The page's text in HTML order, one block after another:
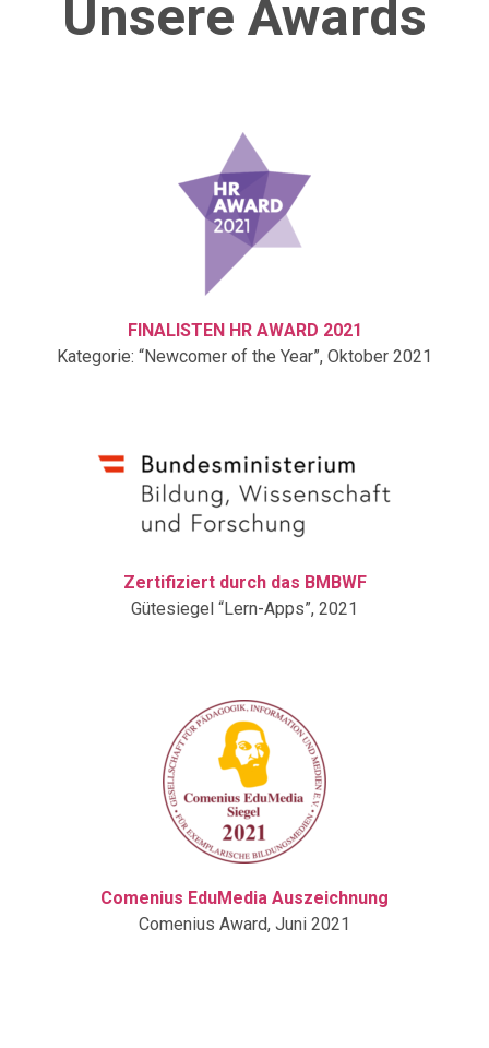
Unsere Awards
FINALISTEN HR AWARD 2021
Kategorie: “Newcomer of the Year”, Oktober 2021
Zertifiziert durch das BMBWF
Gütesiegel “Lern-Apps”, 2021
Comenius EduMedia Auszeichnung
Comenius Award, Juni 2021